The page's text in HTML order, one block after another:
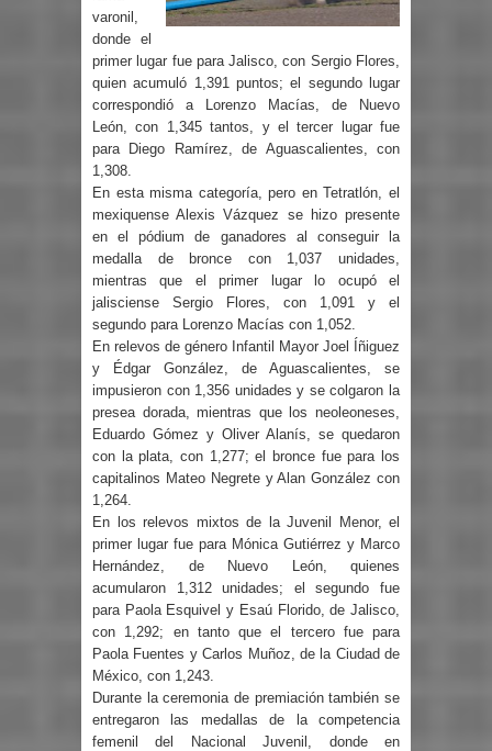
varonil,
donde el
primer lugar fue para Jalisco, con Sergio Flores,
quien acumuló 1,391 puntos; el segundo lugar
correspondió a Lorenzo Macías, de Nuevo
León, con 1,345 tantos, y el tercer lugar fue
para Diego Ramírez, de Aguascalientes, con
1,308.
En esta misma categoría, pero en Tetratlón, el
mexiquense Alexis Vázquez se hizo presente
en el pódium de ganadores al conseguir la
medalla de bronce con 1,037 unidades,
mientras que el primer lugar lo ocupó el
jalisciense Sergio Flores, con 1,091 y el
segundo para Lorenzo Macías con 1,052.
En relevos de género Infantil Mayor Joel Íñiguez
y Édgar González, de Aguascalientes, se
impusieron con 1,356 unidades y se colgaron la
presea dorada, mientras que los neoleoneses,
Eduardo Gómez y Oliver Alanís, se quedaron
con la plata, con 1,277; el bronce fue para los
capitalinos Mateo Negrete y Alan González con
1,264.
En los relevos mixtos de la Juvenil Menor, el
primer lugar fue para Mónica Gutiérrez y Marco
Hernández, de Nuevo León, quienes
acumularon 1,312 unidades; el segundo fue
para Paola Esquivel y Esaú Florido, de Jalisco,
con 1,292; en tanto que el tercero fue para
Paola Fuentes y Carlos Muñoz, de la Ciudad de
México, con 1,243.
Durante la ceremonia de premiación también se
entregaron las medallas de la competencia
femenil del Nacional Juvenil, donde en